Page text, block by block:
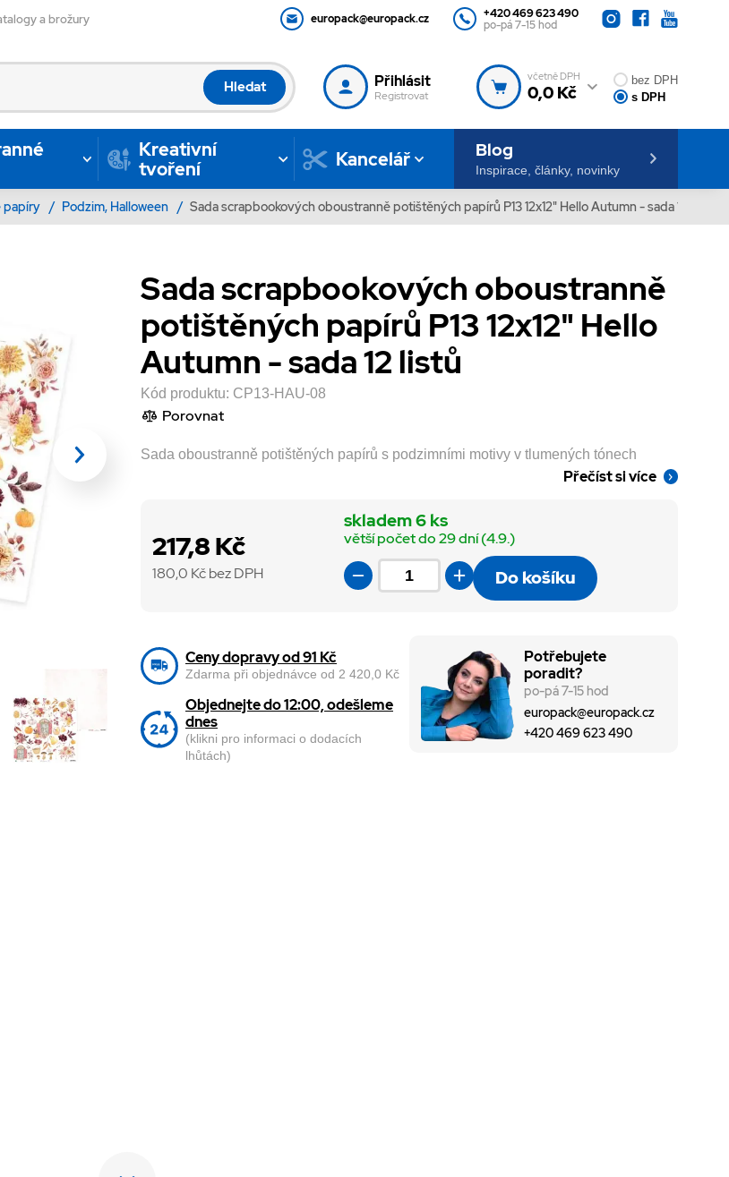
a brožury europack@europack.cz
+420 469 623 490
po-pá 7-15 hod
Hledat Přihlásit
Registrovat
včetně DPH
0,0 Kč
bez DPH
s DPH
Kreativní
tvoření
Kancelář Blog
Inspirace, články, novinky
papíry / Podzim, Halloween / Sada scrapbookových oboustranně potištěných papírů P13 12x12" Hello Autumn - sada 12 listů
Sada scrapbookových oboustranně
potištěných papírů P13 12x12" Hello
Autumn - sada 12 listů
Kód produktu: CP13-HAU-08
Porovnat
Sada oboustranně potištěných papírů s podzimními motivy v tlumených tónech
Přečíst si více
217,8 Kč
180,0 Kč bez DPH
skladem 6 ks
větší počet do 29 dní (4.9.)
Do košíku
Ceny dopravy od 91 Kč
Zdarma při objednávce od 2 420,0 Kč
Objednejte do 12:00, odešleme
dnes
(klikni pro informaci o dodacích
lhůtách)
Potřebujete
poradit?
po-pá 7-15 hod
europack@europack.cz
+420 469 623 490